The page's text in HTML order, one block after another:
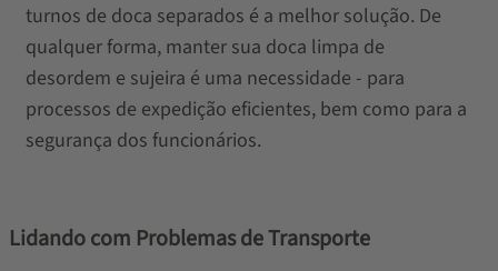
turnos de doca separados é a melhor solução. De
qualquer forma, manter sua doca limpa de
desordem e sujeira é uma necessidade - para
processos de expedição eficientes, bem como para a
segurança dos funcionários.
Lidando com Problemas de Transporte